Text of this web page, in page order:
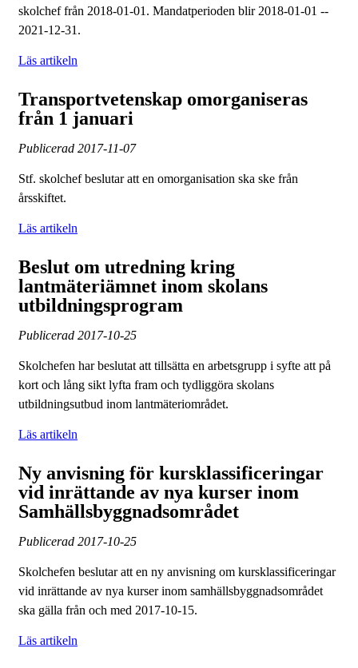
skolchef från 2018-01-01. Mandatperioden blir 2018-01-01 --
2021-12-31.
Läs artikeln
Transportvetenskap omorganiseras
från 1 januari
Publicerad 2017-11-07
Stf. skolchef beslutar att en omorganisation ska ske från
årsskiftet.
Läs artikeln
Beslut om utredning kring
lantmäteriämnet inom skolans
utbildningsprogram
Publicerad 2017-10-25
Skolchefen har beslutat att tillsätta en arbetsgrupp i syfte att på
kort och lång sikt lyfta fram och tydliggöra skolans
utbildningsutbud inom lantmäteriområdet.
Läs artikeln
Ny anvisning för kursklassificeringar
vid inrättande av nya kurser inom
Samhällsbyggnadsområdet
Publicerad 2017-10-25
Skolchefen beslutar att en ny anvisning om kursklassificeringar
vid inrättande av nya kurser inom samhällsbyggnadsområdet
ska gälla från och med 2017-10-15.
Läs artikeln